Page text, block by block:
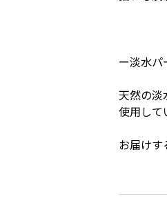
ー淡水パ
天然の淡
使用して
お届けす